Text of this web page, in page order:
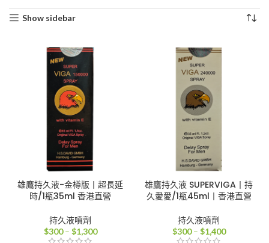
排
序
Show sidebar
雄鷹持久液-金樽版丨超長延
時/1瓶35ml 香港直營
持久液噴劑
$300 – $1,300價
雄鷹持久液 SUPERVIGA丨持
久愛愛/1瓶45ml丨香港直營
持久液噴劑
$300 – $1,400價